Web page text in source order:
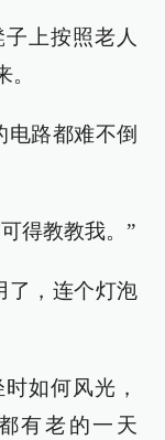
上按照老人
电路都难不倒
得教教我。”
了，连个灯泡
如何风光，
有老的一天